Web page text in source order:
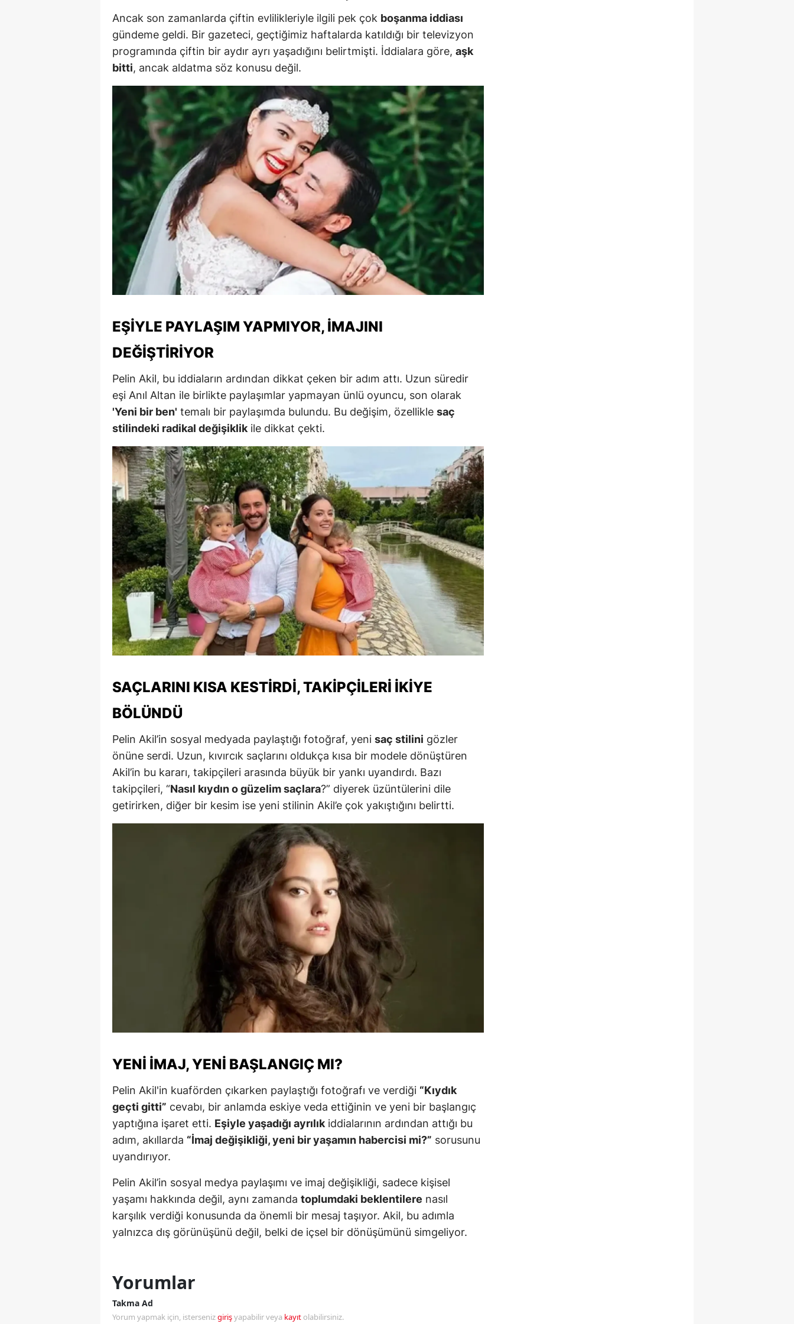
Mersin
İstanbul
İzmir
Kars
Kastamonu
Kayseri
Kırklareli
Kırşehir
Kocaeli
Kütahya
Malatya
Kahramanmaraş
Muğla
Muş
Nevşehir
Niğde
Ordu
Rize
Sakarya
Samsun
Siirt
Sinop
Sivas
Tekirdağ
Trabzon
Şanlıurfa
Uşak
Van
Zonguldak
Aksaray
Bayburt
Karaman
Kırıkkale
Batman
Şırnak
Bartın
Ardahan
Iğdır
Karabük
Kilis
Düzce
Ancak son zamanlarda çiftin evlilikleriyle ilgili pek çok boşanma iddiası
gündeme geldi. Bir gazeteci, geçtiğimiz haftalarda katıldığı bir televizyon
programında çiftin bir aydır ayrı yaşadığını belirtmişti. İddialara göre, aşk
bitti, ancak aldatma söz konusu değil.
EŞIYLE PAYLAŞIM YAPMIYOR, İMAJINI
DEĞIŞTIRIYOR
Pelin Akil, bu iddiaların ardından dikkat çeken bir adım attı. Uzun süredir
eşi Anıl Altan ile birlikte paylaşımlar yapmayan ünlü oyuncu, son olarak
'Yeni bir ben' temalı bir paylaşımda bulundu. Bu değişim, özellikle saç
stilindeki radikal değişiklikile dikkat çekti.
SAÇLARINI KISA KESTIRDI, TAKIPÇILERI İKIYE
BÖLÜNDÜ
Pelin Akil’in sosyal medyada paylaştığı fotoğraf, yeni saç stilini gözler
önüne serdi. Uzun, kıvırcık saçlarını oldukça kısa bir modele dönüştüren
Akil’in bu kararı, takipçileri arasında büyük bir yankı uyandırdı. Bazı
takipçileri, “Nasıl kıydın o güzelim saçlara?” diyerek üzüntülerini dile
getirirken, diğer bir kesim ise yeni stilinin Akil’e çok yakıştığını belirtti.
YENI İMAJ, YENI BAŞLANGIÇ MI?
Pelin Akil'in kuaförden çıkarken paylaştığı fotoğrafı ve verdiği “Kıydık
geçti gitti” cevabı, bir anlamda eskiye veda ettiğinin ve yeni bir başlangıç
yaptığına işaret etti. Eşiyle yaşadığı ayrılık iddialarının ardından attığı bu
adım, akıllarda “İmaj değişikliği, yeni bir yaşamın habercisi mi?” sorusunu
uyandırıyor.
Pelin Akil’in sosyal medya paylaşımı ve imaj değişikliği, sadece kişisel
yaşamı hakkında değil, aynı zamanda toplumdaki beklentilere nasıl
karşılık verdiği konusunda da önemli bir mesaj taşıyor. Akil, bu adımla
yalnızca dış görünüşünü değil, belki de içsel bir dönüşümünü simgeliyor.
Yorumlar
Takma Ad
Yorum yapmak için, istersenizgirişyapabilir veya kayıt olabilirsiniz.